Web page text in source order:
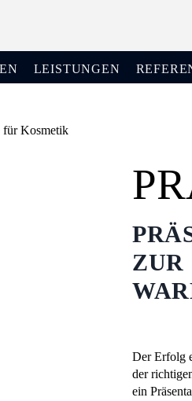
LEISTUNGEN
ZUR
Der Erfolg
der
ein